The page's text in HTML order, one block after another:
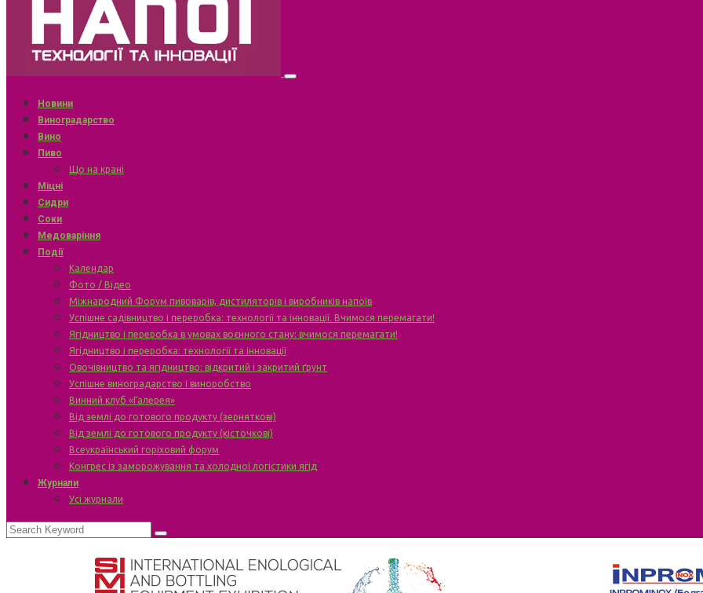
Новини
Виноградарство
Вино
Пиво
Що на крані
Міцні
Сидри
Соки
Медоваріння
Події
Календар
Фото / Відео
Міжнародний Форум пивоварів, дистиляторів і виробників напоїв
Успішне садівництво і переробка: технології та інновації. Вчимося перемагати!
Ягідництво і переробка в умовах воєнного стану: вчимося перемагати!
Ягідництво і переробка: технології та інновації
Овочівництво та ягідництво: відкритий і закритий ґрунт
Успішне виноградарство і виноробство
Винний клуб «Галерея»
Від землі до готового продукту (зерняткові)
Від землі до готового продукту (кісточкові)
Всеукраїнський горіховий форум
Конгрес із заморожування та холодної логістики ягід
Журнали
Усі журнали